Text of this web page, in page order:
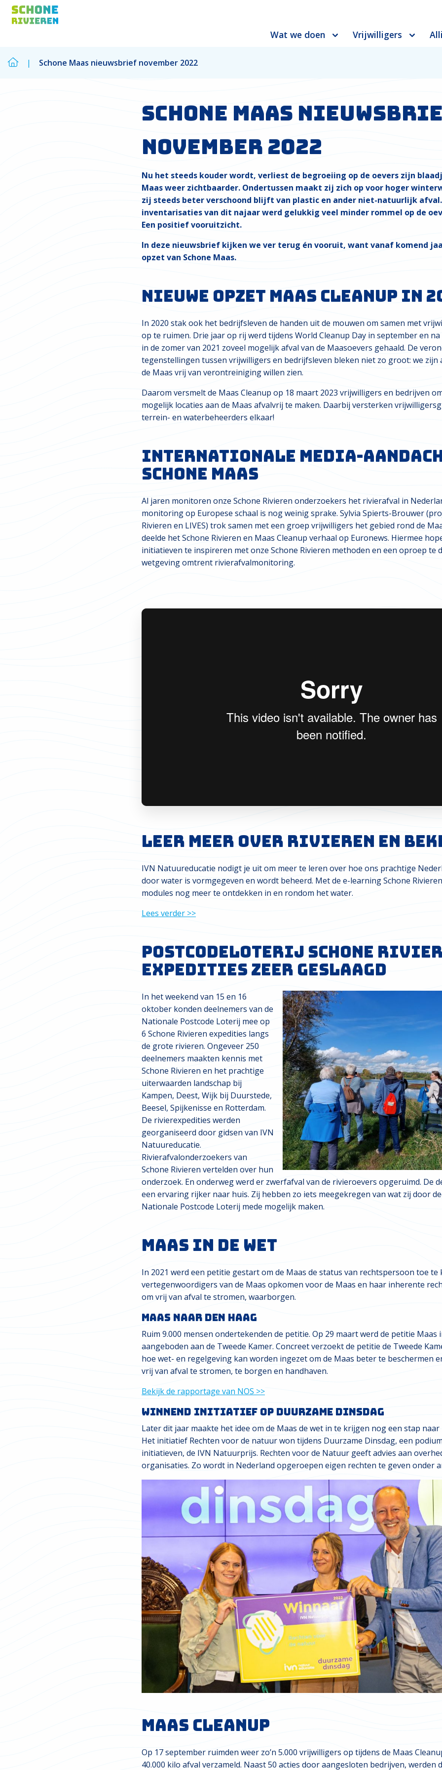
Wat we doen Vrijwilligers
| Schone Maas nieuwsbrief november 2022
Schone Maas
november 2022
Nu het steeds kouder wordt, verliest de begroeiing op de oevers zijn
Maas weer zichtbaarder. Ondertussen maakt zij zich op voor hoger
zij steeds beter verschoond blijft van plastic en ander niet-natuurlijk
inventarisaties van dit najaar werd gelukkig veel minder rommel op de
Een positief vooruitzicht.
In deze nieuwsbrief kijken we ver terug én vooruit, want vanaf komend
opzet van Schone Maas.
Nieuwe opzet Maas Cleanup in
In 2020 stak ook het bedrijfsleven de handen uit de mouwen om samen met
op te ruimen. Drie jaar op rij werd tijdens World Cleanup Day in september en
in de zomer van 2021 zoveel mogelijk afval van de Maasoevers gehaald. De
tegenstellingen tussen vrijwilligers en bedrijfsleven bleken niet zo groot: we zijn
de Maas vrij van verontreiniging willen zien.
Daarom versmelt de Maas Cleanup op 18 maart 2023 vrijwilligers en bedrijven
mogelijk locaties aan de Maas afvalvrij te maken. Daarbij versterken
terrein- en waterbeheerders elkaar!
Internationale media-
Schone Maas
Al jaren monitoren onze Schone Rivieren onderzoekers het rivierafval in
monitoring op Europese schaal is nog weinig sprake. Sylvia Spierts-Brouwer
Rivieren en LIVES) trok samen met een groep vrijwilligers het gebied rond de
deelde het Schone Rivieren en Maas Cleanup verhaal op Euronews. Hiermee
initiatieven te inspireren met onze Schone Rivieren methoden en een oproep te
wetgeving omtrent rivierafvalmonitoring.
Leer meer over rivieren en
IVN Natuureducatie nodigt je uit om meer te leren over hoe ons prachtige
door water is vormgegeven en wordt beheerd. Met de e-learning Schone
modules nog meer te ontdekken in en rondom het water.
Lees verder >>
Postcodeloterij Schone
expedities zeer geslaagd
In het weekend van 15 en 16
oktober konden deelnemers van de
Nationale Postcode Loterij mee op
6 Schone Rivieren expedities langs
de grote rivieren. Ongeveer 250
deelnemers maakten kennis met
Schone Rivieren en het prachtige
uiterwaarden landschap bij
Kampen, Deest, Wijk bij Duurstede,
Beesel, Spijkenisse en Rotterdam.
De rivierexpedities werden
georganiseerd door gidsen van IVN
Natuureducatie.
Rivierafvalonderzoekers van
Schone Rivieren verteldenover hun
onderzoek. En onderweg werd er zwerfafval van de rivieroevers opgeruimd. De
een ervaring rijker naar huis. Zij hebben zo iets meegekregen van wat zij door
Nationale Postcode Loterij mede mogelijk maken.
Maas in de Wet
In 2021 werd een petitie gestart om de Maas de status van rechtspersoon toe te
vertegenwoordigers van de Maas opkomen voor de Maas en haar inherente
om vrij van afval te stromen, waarborgen.
Maas naar Den Haag
Ruim 9.000 mensen ondertekenden de petitie. Op 29 maart werd de petitie Maas
aangeboden aan de Tweede Kamer. Concreet verzoekt de petitie de Tweede
hoe wet- en regelgeving kan worden ingezet om de Maas beter te beschermen
vrij van afval te stromen, te borgen en handhaven.
Bekijk de rapportage van NOS >>
Winnend initiatief op Duurzame Dinsdag
Later dit jaar maakte het idee om de Maas de wet in te krijgen nog een stap
Het initiatief Rechten voor de natuur won tijdens Duurzame Dinsdag, een
initiatieven, de IVN Natuurprijs. Rechten voor de Natuur geeft advies aan
organisaties. Zo wordt in Nederland opgeroepen eigen rechten te geven onder
Maas Cleanup
Op 17 september ruimden weer zo’n 5.000 vrijwilligers op tijdens de Maas
40.000 kilo afval verzameld. Naast 50 acties door aangesloten bedrijven, werden